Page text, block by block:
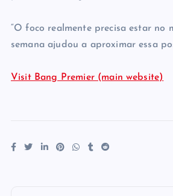
“O foco realmente precisa estar
semana ajudou a aproximar essa
Visit Bang Premier (main website)